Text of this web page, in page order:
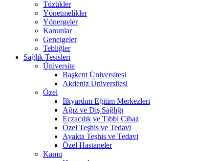
Tüzükler
Yönetmelikler
Yönergeler
Kanunlar
Genelgeler
Tebliğler
Sağlık Tesisleri
Üniversite
Başkent Üniversitesi
Akdeniz Üniversitesi
Özel
İlkyardım Eğitim Merkezleri
Ağız ve Diş Sağlığı
Eczacılık ve Tıbbi Cihaz
Özel Teşhis ve Tedavi
Ayakta Teşhis ve Tedavi
Özel Hastaneler
Kamu